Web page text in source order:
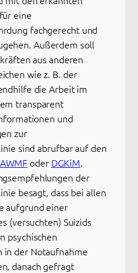
eine
fachgerecht und
Außerdem soll
aus anderen
wie z. B. der
die Arbeit im
transparent
und
zur
sind abrufbar auf den
AWMF oder DGKiM.
der
besagt, dass bei allen
aufgrund einer
(versuchten) Suizids
psychischen
in der Notaufnahme
danach gefragt